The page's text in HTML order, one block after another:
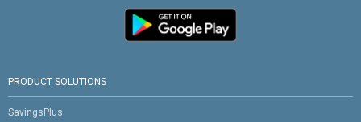
PRODUCT SOLUTIONS
SavingsPlus